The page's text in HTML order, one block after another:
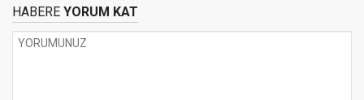
HABERE YORUM KAT